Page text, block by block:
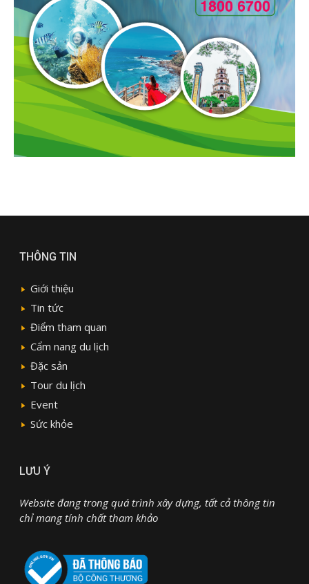
THÔNG TIN
Giới thiệu
Tin tức
Điểm tham quan
Cẩm nang du lịch
Đặc sản
Tour du lịch
Event
Sức khỏe
LƯU Ý
Website đang trong quá trình xây dựng, tất cả thông tin
chỉ mang tính chất tham khảo